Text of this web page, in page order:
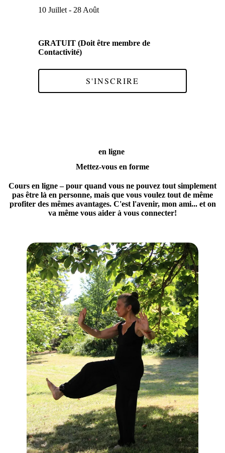
10 Juillet - 28 Août
GRATUIT (Doit être membre de
Contactivité)
S'INSCRIRE
en ligne
Mettez-vous en forme
Cours en ligne– pour quand vous ne pouvez tout simplement
pas être là en personne, mais que vous voulez tout de même
profiter des mêmes avantages. C'est l'avenir, mon ami... et on
va même vous aider à vous connecter!